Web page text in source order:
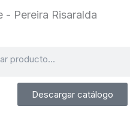
- Pereira Risaralda
Descargar catálogo